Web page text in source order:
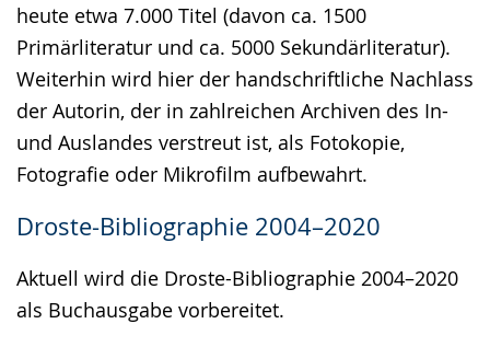
heute etwa 7.000 Titel (davon ca. 1500
Primärliteratur und ca. 5000 Sekundärliteratur).
Weiterhin wird hier der handschriftliche Nachlass
der Autorin, der in zahlreichen Archiven des In-
und Auslandes verstreut ist, als Fotokopie,
Fotografie oder Mikrofilm aufbewahrt.
Droste-Bibliographie 2004–2020
Aktuell wird die Droste-Bibliographie 2004–2020
als Buchausgabe vorbereitet.